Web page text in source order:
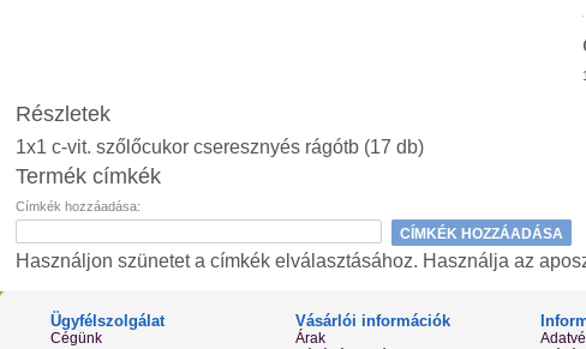
Részletek
1x1 c-vit. szőlőcukor cseresznyés rágótb (17 db)
Termék címkék
Címkék hozzáadása:
CÍMKÉK HOZZÁADÁSA
Használjon szünetet a címkék elválasztásához. Használja az
Ügyfélszolgálat
Cégünk
Vásárlói információk
Árak